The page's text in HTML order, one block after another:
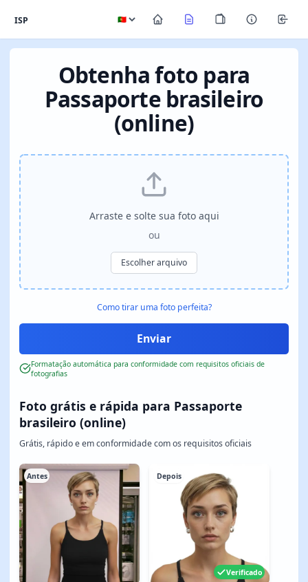
ISP
Obtenha foto para
Passaporte brasileiro
(online)
Foto grátis e rápida para Passaporte
brasileiro (online)
Grátis, rápido e em conformidade com os requisitos oficiais
Antes Depois
Verificado
Arraste e solte sua foto aqui
ou
Escolher arquivo
Como tirar uma foto perfeita?
Formatação automática para conformidade com requisitos oficiais de
fotografias